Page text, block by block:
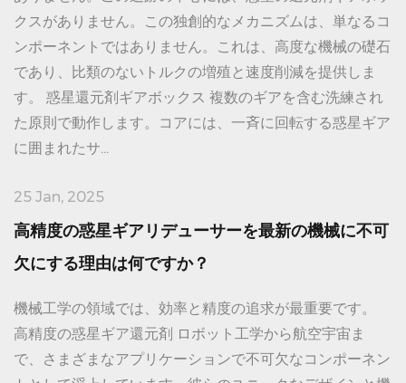
クスがありません。この独創的なメカニズムは、単なるコ
ンポーネントではありません。これは、高度な機械の礎石
であり、比類のないトルクの増殖と速度削減を提供しま
す。 惑星還元剤ギアボックス 複数のギアを含む洗練され
た原則で動作します。コアには、一斉に回転する惑星ギア
に囲まれたサ...
25 Jan, 2025
高精度の惑星ギアリデューサーを最新の機械に不可
欠にする理由は何ですか？
機械工学の領域では、効率と精度の追求が最重要です。
高精度の惑星ギア還元剤 ロボット工学から航空宇宙ま
で、さまざまなアプリケーションで不可欠なコンポーネン